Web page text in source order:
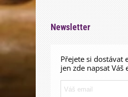
Newsletter
Přejete si dostávat
jen zde napsat Váš